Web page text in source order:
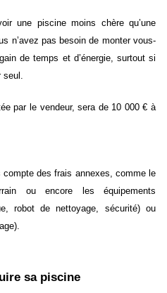
une piscine moins chère qu’une
n’avez pas besoin de monter vous-
de temps et d’énergie, surtout si
par le vendeur, sera de 10 000 € à
compte des frais annexes, comme le
ou encore les équipements
robot de nettoyage, sécurité) ou
sa piscine